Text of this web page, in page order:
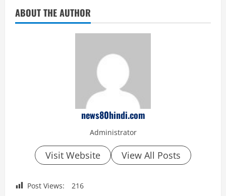
ABOUT THE AUTHOR
news80hindi.com
Administrator
Visit Website View All Posts
Post Views: 216